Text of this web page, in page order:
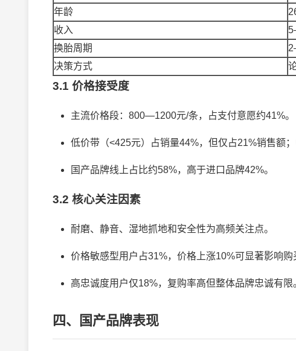
年龄
收入
换胎周期
决策方式
3.1 价格接受度
主流价格段：800—1200元/条，占支付意愿约41%。
低价带（<425元）占销量44%，但仅占21%销售额
国产品牌线上占比约58%，高于进口品牌42%。
3.2 核心关注因素
耐磨、静音、湿地抓地和安全性为高频关注点。
价格敏感型用户占31%，价格上涨10%可显著影响购
高忠诚度用户仅18%，复购率高但整体品牌忠诚有限
四、国产品牌表现